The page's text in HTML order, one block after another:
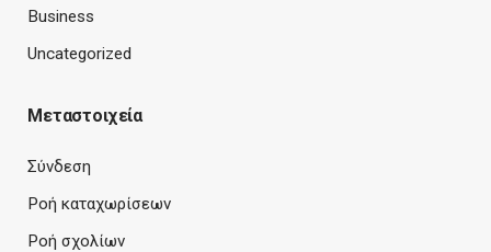
Business
Uncategorized
Μεταστοιχεία
Σύνδεση
Ροή καταχωρίσεων
Ροή σχολίων